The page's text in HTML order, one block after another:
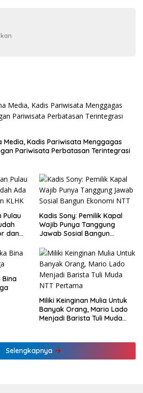
Media, Kadis Pariwisata Menggagas
Pariwisata Perbatasan Terintegrasi
Pulau
dan
Kadis Sony: Pemilik Kapal
Wajib Punya Tanggung
Jawab Sosial Bangun
Bina
Miliki Keinginan Mulia Untuk
Banyak Orang, Mario Lado
Menjadi Barista Tuli Muda
Selengkapnya